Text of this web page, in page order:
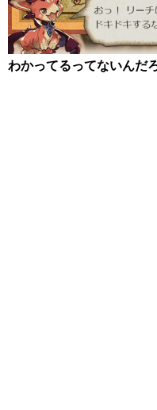
わかってるってないんだ